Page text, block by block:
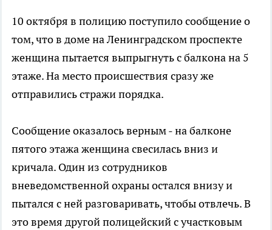
10 октября в полицию поступило сообщение о
том, что в доме на Ленинградском проспекте
женщина пытается выпрыгнуть с балкона на 5
этаже. На место происшествия сразу же
отправились стражи порядка.
Сообщение оказалось верным - на балконе
пятого этажа женщина свесилась вниз и
кричала. Один из сотрудников
вневедомственной охраны остался внизу и
пытался с ней разговаривать, чтобы отвлечь. В
это время другой полицейский с участковым